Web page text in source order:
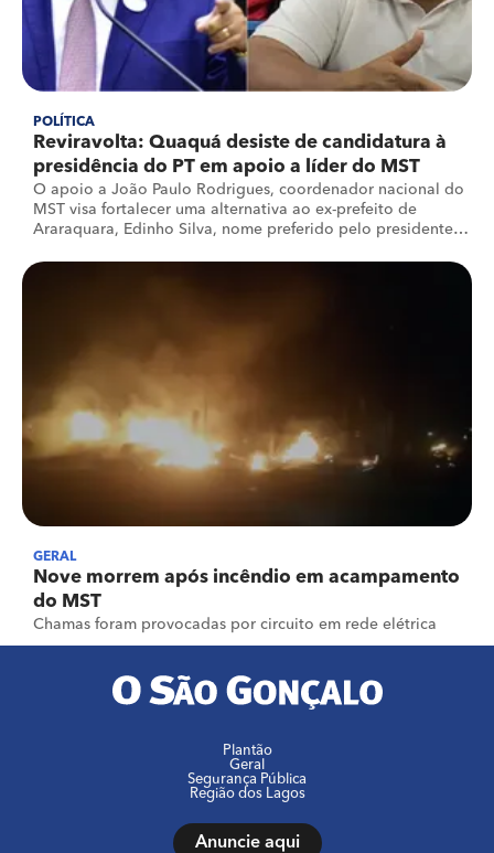
POLÍTICA
Reviravolta: Quaquá desiste de candidatura à
presidência do PT em apoio a líder do MST
O apoio a João Paulo Rodrigues, coordenador nacional do
MST visa fortalecer uma alternativa ao ex-prefeito de
Araraquara, Edinho Silva, nome preferido pelo presidente
GERAL
Nove morrem após incêndio em acampamento
do MST
Chamas foram provocadas por circuito em rede elétrica
Plantão
Geral
Segurança Pública
Região dos Lagos
Anuncie aqui